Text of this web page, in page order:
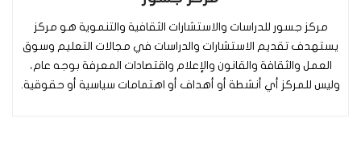
مركز جسور للدراسات والاستشارات الثقافية والتنموية هو مركز
يستهدف تقديم الاستشارات والدراسات في مجالات التعليم وسوق
العمل والثقافة والقانون والإعلام واقتصادات المعرفة بوجه عام،
وليس للمركز أي أنشطة أو أهداف أو اهتمامات سياسية أو حقوقية.